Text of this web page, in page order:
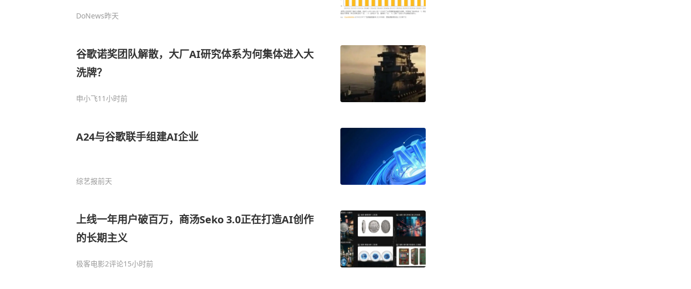
DoNews昨天
谷歌诺奖团队解散，大厂AI研究体系为何集体进入大
洗牌？
申小飞11小时前
A24与谷歌联手组建AI企业
综艺报前天
上线一年用户破百万，商汤Seko 3.0正在打造AI创作
的长期主义
极客电影2评论15小时前